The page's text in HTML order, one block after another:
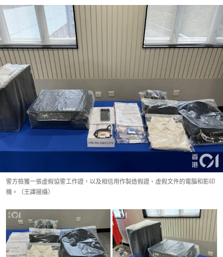
警方檢獲一張虛假協警工作證，以及相信用作製造假證、虛假文件的電腦和影印
機。（王譯揚攝）